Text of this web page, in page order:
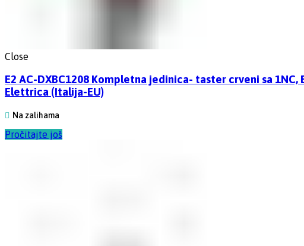
Close
E2 AC-DXBC1208 Kompletna jedinica- taster crveni sa
Elettrica (Italija-EU)
Na zalihama
Pročitajte još